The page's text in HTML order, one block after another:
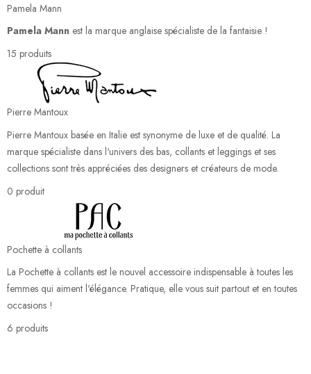
Pamela Mann
Pamela Mann est la marque anglaise spécialiste de la fantaisie !
15 produits
Pierre Mantoux
Pierre Mantoux basée en Italie est synonyme de luxe et de qualité. La
marque spécialiste dans l'univers des bas, collants et leggings et ses
collections sont très appréciées des designers et créateurs de mode.
0 produit
Pochette à collants
La Pochette à collants est le nouvel accessoire indispensable à toutes les
femmes qui aiment l'élégance. Pratique, elle vous suit partout et en toutes
occasions !
6 produits